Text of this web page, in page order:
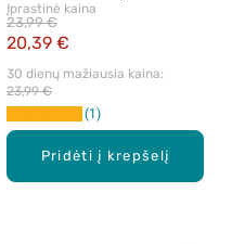
Pridėti į krepšelį
355 ml
Įprastinė kaina
20,39 €
23,99 €
30 dienų mažiausia kaina:
23,99 €
1